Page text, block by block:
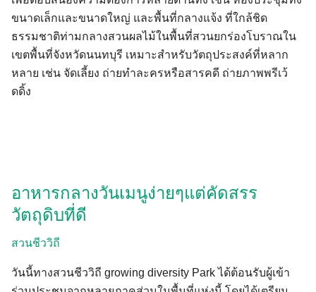
ขนาดเล็กและขนาดใหญ่ และพื้นที่กลางแจ้ง ที่ใกล้ชิด
ธรรมชาติท่ามกลางสวนผลไม้ในพื้นที่สวนยกร่องโบราณใน
เขตพื้นที่จังหวัดนนทบุรี เหมาะสำหรับวัตถุประสงค์ที่หลาก
หลาย เช่น จัดเลี้ยง ถ่ายทำละครหรือสารคดี ถ่ายภาพพรีเว้
ดดิ้ง
อาหารกลางวันเมนูง่ายๆแต่คัดสรร
วัตถุดิบที่ดี
สวนชีววิถี
วันนี้ทางสวนชีววิถี growing diversity Park ได้ต้อนรับผู้เข้า